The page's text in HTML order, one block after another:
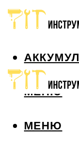
МЕНЮ
МЕНЮ